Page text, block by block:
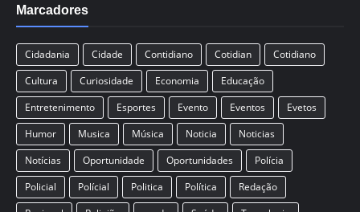
Marcadores
Cidadania Cidade Contidiano Cotidian
Cotidiano
Cultura
Curiosidade Economia
Educação
Entretenimento
Esportes Evento Eventos
Evetos
Humor
Musica Música Noticia
Noticias
Notícias
Oportunidade Oportunidades
Polícia
Policial
Polícial Politica Política
Redação